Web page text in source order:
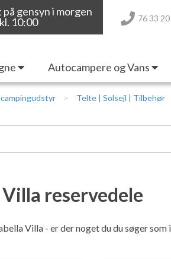
gensyn i morgen
kl. 10:00
76 33
Autocampere og Vans
Telte | Solsejl | Tilbehør
reservedele
Villa - er der noget du du søger